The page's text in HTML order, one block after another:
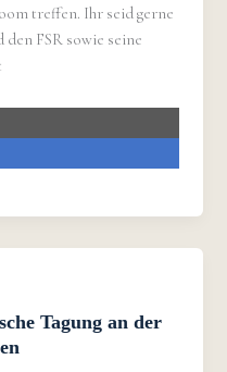
treffen. Ihr seid gerne
FSR sowie seine
Tagung an der